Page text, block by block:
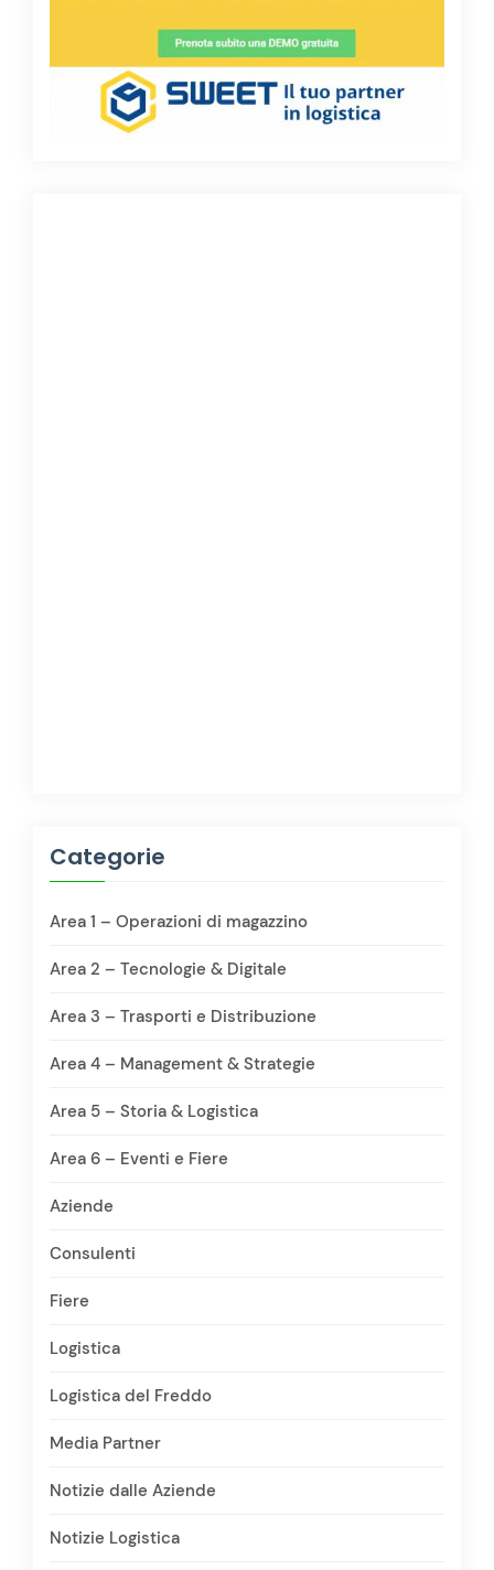
Categorie
Area 1 – Operazioni di magazzino
Area 2 – Tecnologie & Digitale
Area 3 – Trasporti e Distribuzione
Area 4 – Management & Strategie
Area 5 – Storia & Logistica
Area 6 – Eventi e Fiere
Aziende
Consulenti
Fiere
Logistica
Logistica del Freddo
Media Partner
Notizie dalle Aziende
Notizie Logistica